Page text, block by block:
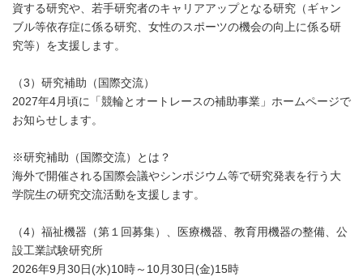
資する研究や、若手研究者のキャリアアップとなる研究（ギャン
ブル等依存症に係る研究、女性のスポーツの機会の向上に係る研
究等）を支援します。
（3）研究補助（国際交流）
2027年4月頃に「競輪とオートレースの補助事業」ホームページで
お知らせします。
※研究補助（国際交流）とは？
海外で開催される国際会議やシンポジウム等で研究発表を行う大
学院生の研究交流活動を支援します。
（4）福祉機器（第１回募集）、医療機器、教育用機器の整備、公
設工業試験研究所
2026年9月30日(水)10時～10月30日(金)15時